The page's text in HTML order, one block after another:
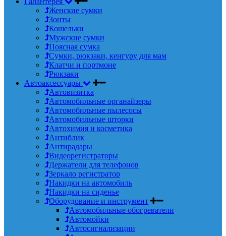
Женские сумки
Зонты
Кошельки
Мужские сумки
Поясная сумка
Сумки, рюкзаки, кенгуру для мам
Клатчи и портмоне
Рюкзаки
Автоаксессуары
Автовизитка
Автомобильные органайзеры
Автомобильные пылесосы
Автомобильные шторки
Автохимия и косметика
Антиблик
Антирадары
Видеорегистраторы
Держатели для телефонов
Зеркало регистратор
Накидки на автомобиль
Накидки на сиденье
Оборудование и инструмент
Автомобильные обогреватели
Автомойки
Автосигнализации